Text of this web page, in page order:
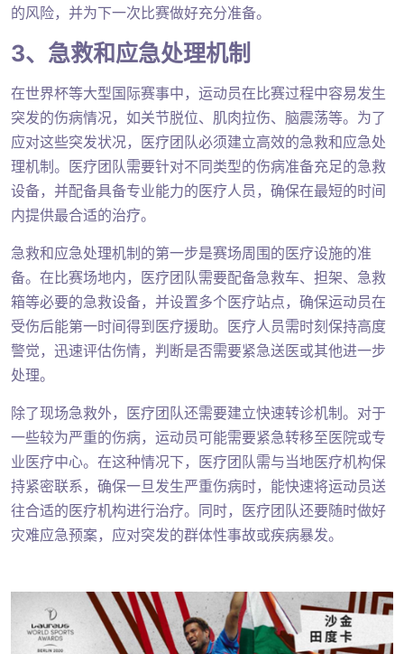
的风险，并为下一次比赛做好充分准备。
3、急救和应急处理机制
在世界杯等大型国际赛事中，运动员在比赛过程中容易发生
突发的伤病情况，如关节脱位、肌肉拉伤、脑震荡等。为了
应对这些突发状况，医疗团队必须建立高效的急救和应急处
理机制。医疗团队需要针对不同类型的伤病准备充足的急救
设备，并配备具备专业能力的医疗人员，确保在最短的时间
内提供最合适的治疗。
急救和应急处理机制的第一步是赛场周围的医疗设施的准
备。在比赛场地内，医疗团队需要配备急救车、担架、急救
箱等必要的急救设备，并设置多个医疗站点，确保运动员在
受伤后能第一时间得到医疗援助。医疗人员需时刻保持高度
警觉，迅速评估伤情，判断是否需要紧急送医或其他进一步
处理。
除了现场急救外，医疗团队还需要建立快速转诊机制。对于
一些较为严重的伤病，运动员可能需要紧急转移至医院或专
业医疗中心。在这种情况下，医疗团队需与当地医疗机构保
持紧密联系，确保一旦发生严重伤病时，能快速将运动员送
往合适的医疗机构进行治疗。同时，医疗团队还要随时做好
灾难应急预案，应对突发的群体性事故或疾病暴发。